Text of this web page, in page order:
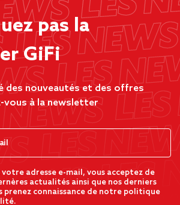
pas la
GiFi
des nouveautés et des offres
vous à la newsletter
votre adresse e-mail, vous acceptez de
actualités ainsi que nos derniers
prenez connaissance de notre politique